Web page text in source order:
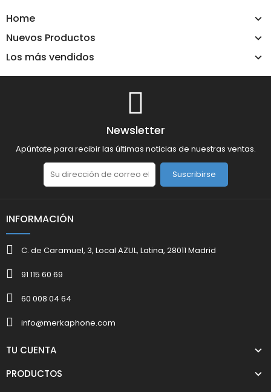
Home
Nuevos Productos
Los más vendidos
Newsletter
Apúntate para recibir las últimas noticias de nuestras ventas.
Suscribirse
INFORMACIÓN
C. de Caramuel, 3, Local AZUL, Latina, 28011 Madrid
91 115 60 69
60 008 04 64
info@merkaphone.com
TU CUENTA
PRODUCTOS